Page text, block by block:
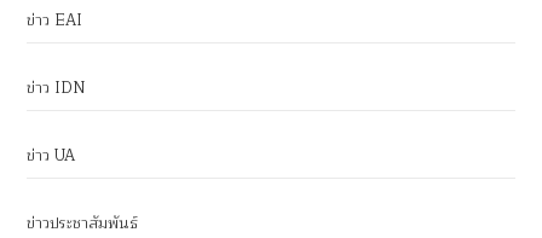
ข่าว EAI
ข่าว IDN
ข่าว UA
ข่าวประชาสัมพันธ์